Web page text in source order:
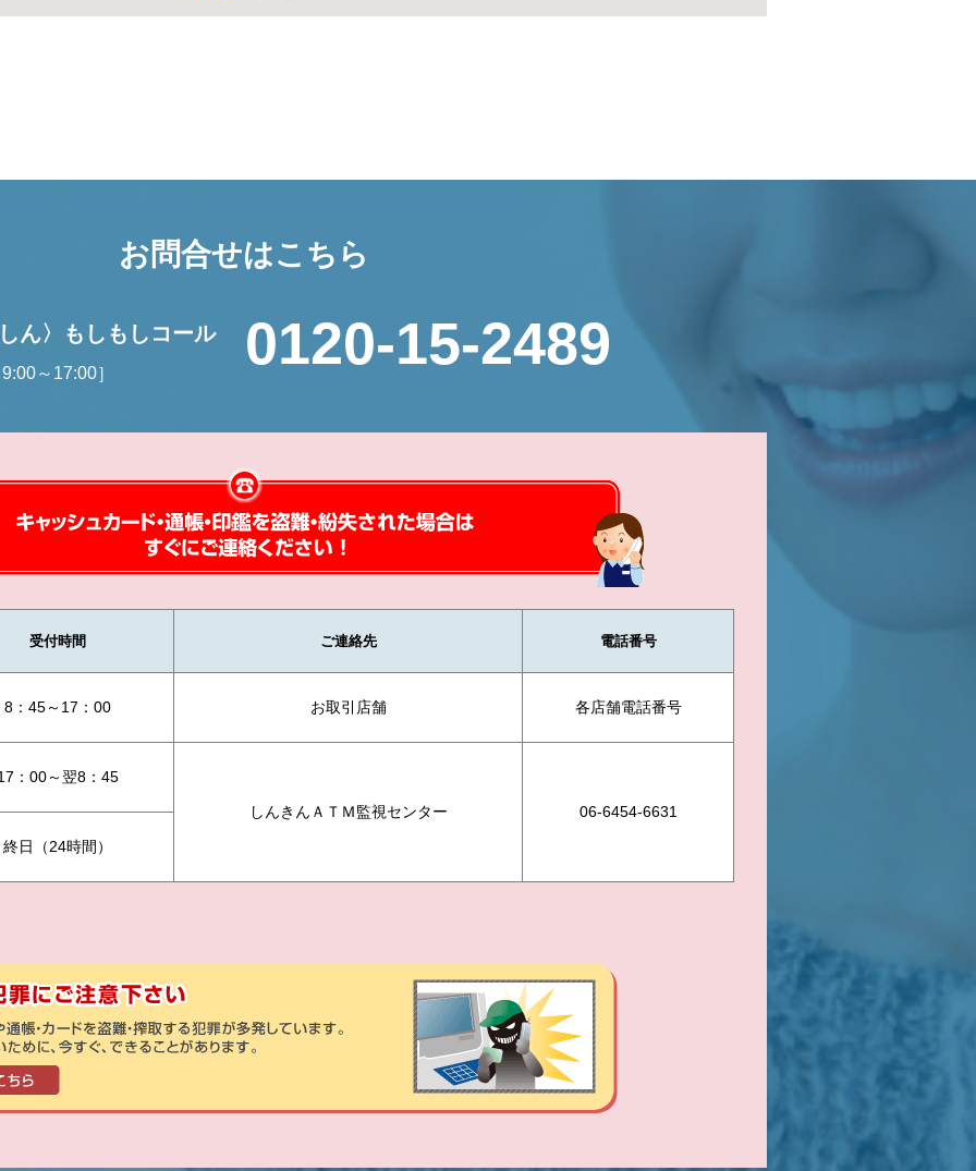
お問合せはこちら
ん〉もしもしコール
～17:00］ 0120-15-2489
受付時間 ご連絡先 電話番号
8：45～17：00 お取引店舗 各店舗電話番号
：00～翌8：45
しんきんＡＴＭ監視センター
06-6454-6631
終日（24時間）